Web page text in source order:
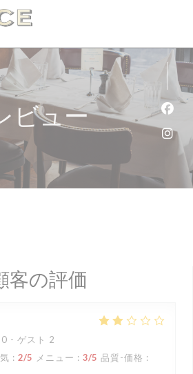
ビュー
客の評価
- ゲスト 2
: 2/5 メニュー : 3/5 品質-価格 :